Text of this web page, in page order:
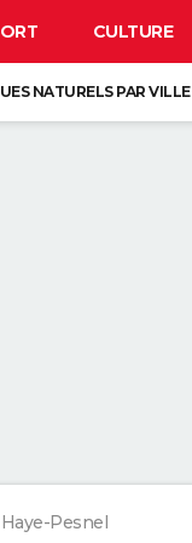
CULTURE
NATURELS PAR VILLE
Pesnel